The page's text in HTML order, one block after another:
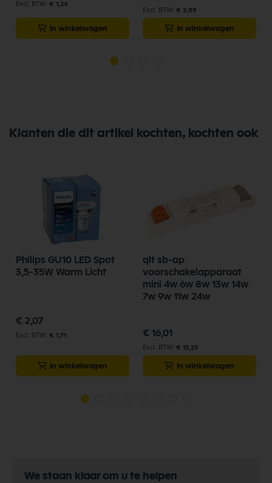
€ 1,24
In winkelwagen
€ 2,89
In winkelwagen
Klanten die dit artikel kochten, kochten ook
Philips GU10 LED Spot
3,5-35W Warm Licht
€ 2,07
€ 1,71
In winkelwagen
qlt sb-ap
voorschakelapparaat
mini 4w 6w 8w 13w 14w
7w 9w 11w 24w
€ 16,01
€ 13,23
In winkelwagen
We staan klaar om u te helpen